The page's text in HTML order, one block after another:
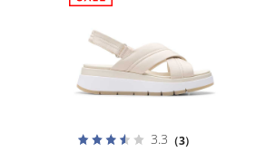
3.3 （3）